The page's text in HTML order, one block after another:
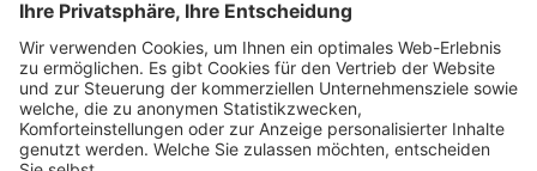
Brixen Tourismus
Privacy
Impressum
Förderungen